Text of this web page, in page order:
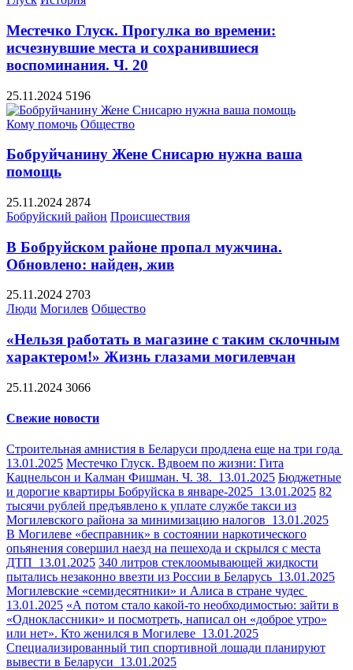
Местечко Глуск. Прогулка во времени:
исчезнувшие места и сохранившиеся
воспоминания. Ч. 20
25.11.2024 5196
Кому помочь Общество
Бобруйчанину Жене Снисарю нужна ваша
помощь
25.11.2024 2874
Бобруйский район Происшествия
В Бобруйском районе пропал мужчина.
Обновлено: найден, жив
25.11.2024 2703
Люди Могилев Общество
«Нельзя работать в магазине с таким склочным
характером!» Жизнь глазами могилевчан
25.11.2024 3066
Свежие новости
Строительная амнистия в Беларуси продлена еще на три года
13.01.2025 Местечко Глуск. Вдвоем по жизни: Гита
Кацнельсон и Калман Фишман. Ч. 38. 13.01.2025 Бюджетные
и дорогие квартиры Бобруйска в январе-2025 13.01.2025 82
тысячи рублей предъявлено к уплате службе такси из
Могилевского района за минимизацию налогов 13.01.2025
В Могилеве «бесправник» в состоянии наркотического
опьянения совершил наезд на пешехода и скрылся с места
ДТП 13.01.2025 340 литров стеклоомывающей жидкости
пытались незаконно ввезти из России в Беларусь 13.01.2025
Могилевские «семидесятники» и Алиса в стране чудес
13.01.2025 «А потом стало какой-то необходимостью: зайти в
«Одноклассники» и посмотреть, написал он «доброе утро»
или нет». Кто женился в Могилеве 13.01.2025
Специализированный тип спортивной лошади планируют
вывести в Беларуси 13.01.2025